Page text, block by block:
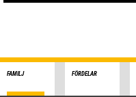
FAMILJ FÖRDELAR